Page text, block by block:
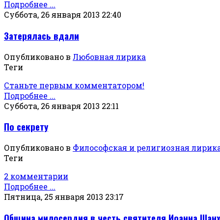
Подробнее ...
Суббота, 26 января 2013 22:40
Затерялась вдали
Опубликовано в Любовная лирика
Теги
Станьте первым комментатором!
Подробнее ...
Суббота, 26 января 2013 22:11
По секрету
Опубликовано в Философская и религиозная
Теги
2 комментарии
Подробнее ...
Пятница, 25 января 2013 23:17